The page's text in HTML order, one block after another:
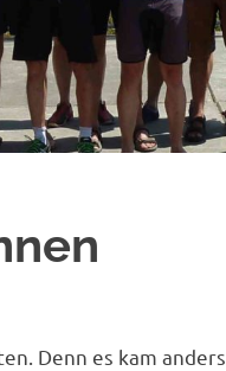
Denn es kam anders